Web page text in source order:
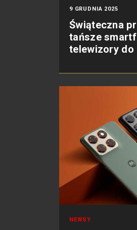
9 GRUDNIA 2025
Świąteczna
tańsze
telewizory do
NEWSY